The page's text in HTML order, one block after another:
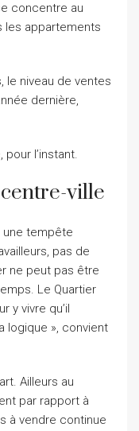
concentre au
les appartements
le niveau de ventes
dernière,
l’instant.
ville
une tempête
pas de
ne peut pas être
Le Quartier
y vivre qu’il
logique », convient
Ailleurs au
par rapport à
à vendre continue